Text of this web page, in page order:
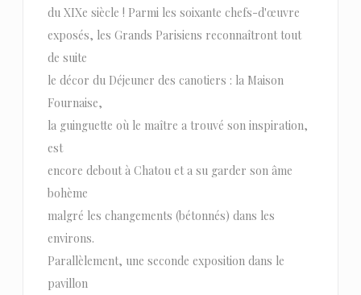
du XIXe siècle ! Parmi les soixante chefs-d'œuvre
exposés, les Grands Parisiens reconnaîtront tout
de suite
le décor du Déjeuner des canotiers : la Maison
Fournaise,
la guinguette où le maître a trouvé son inspiration,
est
encore debout à Chatou et a su garder son âme
bohème
malgré les changements (bétonnés) dans les
environs.
Parallèlement, une seconde exposition dans le
pavillon